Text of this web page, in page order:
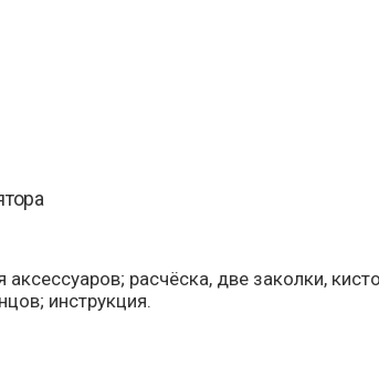
расчёска, две заколки,
инструкция.